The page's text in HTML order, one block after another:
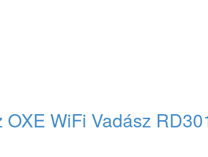
WiFi Vadász